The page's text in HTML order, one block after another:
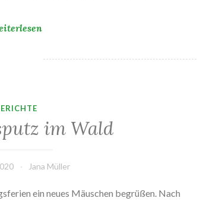
Zusammenhalten
im Wald
Jana Müller
ein neues Mäuschen begrüßen. Nach